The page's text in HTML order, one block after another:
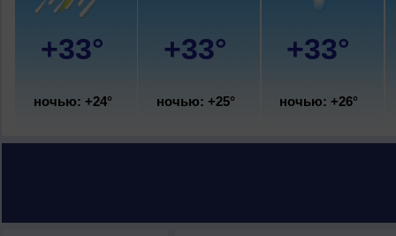
+33°
ночью: +24°
+33°
ночью: +25°
+33°
ночью: +26°